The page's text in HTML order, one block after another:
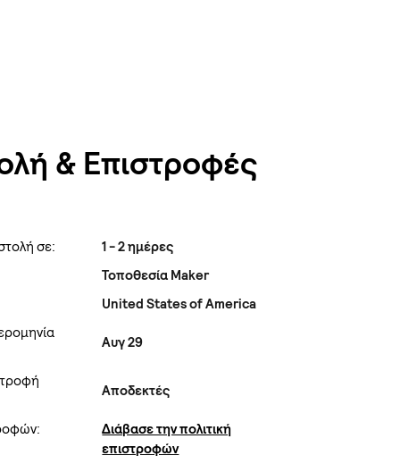
& Επιστροφές
σε:
1 - 2 ημέρες
Τοποθεσία Maker
United States of America
Αυγ 29
Αποδεκτές
Διάβασε την πολιτική
επιστροφών